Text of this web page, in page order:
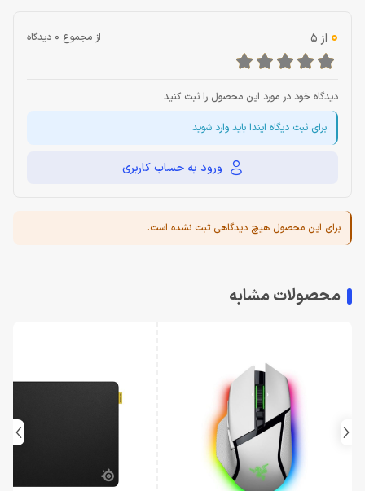
0 از 5 از مجموع 0 دیدگاه
دیدگاه خود در مورد این محصول را ثبت کنید
برای ثبت دیگاه ایندا باید وارد شوید
ورود به حساب کاربری
برای این محصول هیچ دیدگاهی ثبت نشده است.
محصولات مشابه